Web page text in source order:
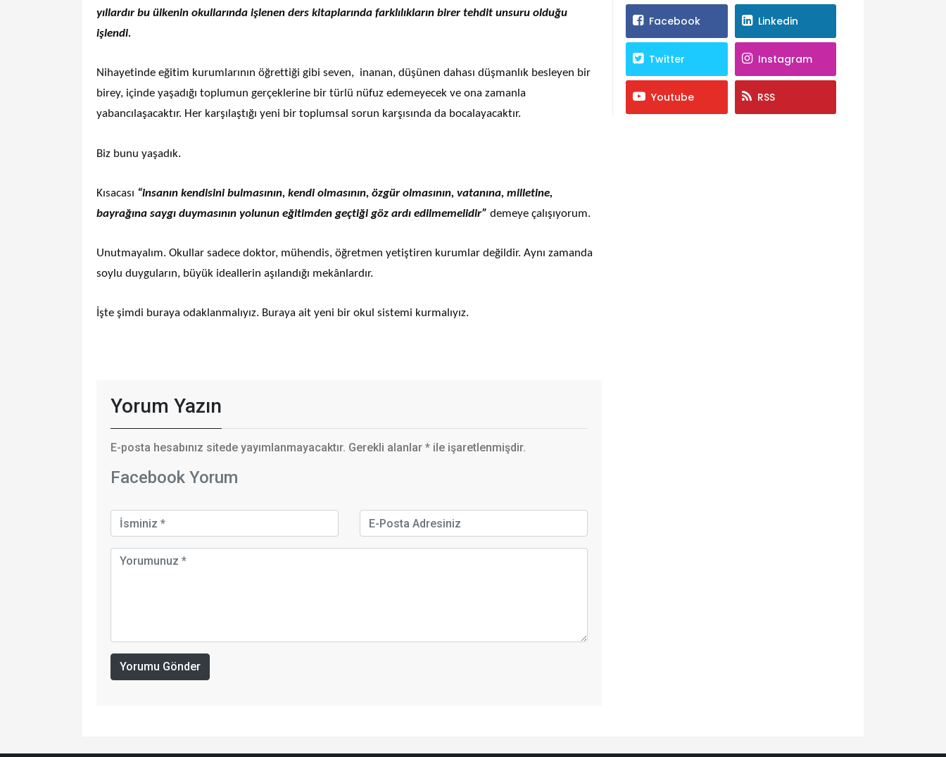
yıllardır bu ülkenin okullarında işlenen ders kitaplarında farklılıkların birer tehdit unsuru olduğu
işlendi.
Nihayetinde eğitim kurumlarının öğrettiği gibi seven, inanan, düşünen dahası düşmanlık besleyen bir
birey, içinde yaşadığı toplumun gerçeklerine bir türlü nüfuz edemeyecek ve ona zamanla
yabancılaşacaktır. Her karşılaştığı yeni bir toplumsal sorun karşısında da bocalayacaktır.
Biz bunu yaşadık.
Kısacası “insanın kendisini bulmasının, kendi olmasının, özgür olmasının, vatanına, milletine,
bayrağına saygı duymasının yolunun eğitimden geçtiği göz ardı edilmemelidir” demeye çalışıyorum.
Unutmayalım. Okullar sadece doktor, mühendis, öğretmen yetiştiren kurumlar değildir. Aynı zamanda
soylu duyguların, büyük ideallerin aşılandığı mekânlardır.
İşte şimdi buraya odaklanmalıyız. Buraya ait yeni bir okul sistemi kurmalıyız.
Yorum Yazın
E-posta hesabınız sitede yayımlanmayacaktır. Gerekli alanlar * ile işaretlenmişdir.
Facebook Yorum
Yorumu Gönder
Facebook Linkedin
Twitter Instagram
Youtube RSS